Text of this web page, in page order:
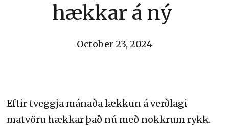
hækkar á ný
October 23, 2024
Eftir tveggja mánaða lækkun á verðlagi
matvöru hækkar það nú með nokkrum rykk.